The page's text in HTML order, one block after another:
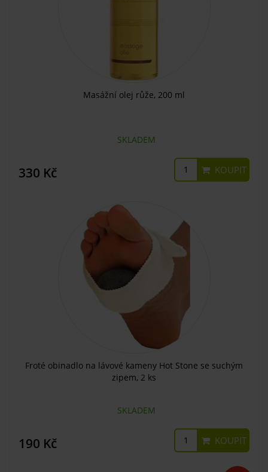
Masážní olej růže, 200 ml
SKLADEM
330 Kč KOUPIT
Froté obinadlo na lávové kameny Hot Stone se suchým
zipem, 2 ks
SKLADEM
190 Kč KOUPIT